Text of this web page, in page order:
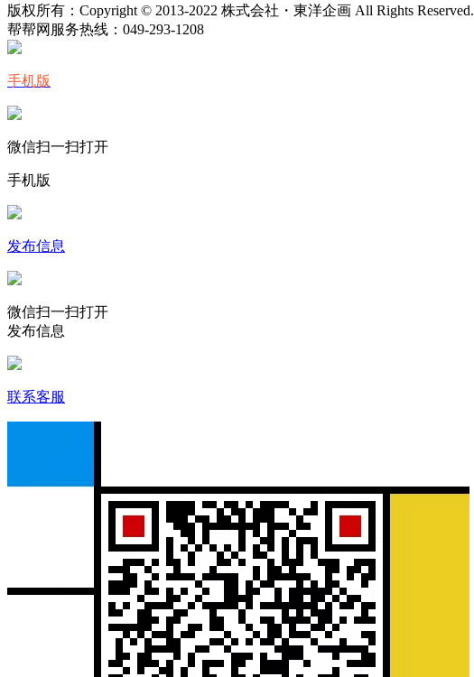
版权所有：Copyright © 2013-2022 株式会社・東洋企画 All Rights Reserved.
帮帮网服务热线： 049-293-1208
手机版
微信扫一扫打开
手机版
发布信息
微信扫一扫打开
发布信息
联系客服